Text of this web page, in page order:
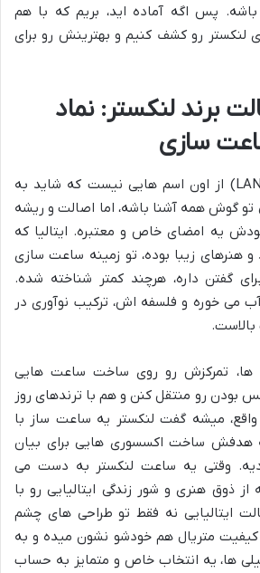
پس اگه آماده اید، بریم که با هم
رو کشف کنیم و بهترینش رو برای
برند لنکستر: نماد
سازی
برند لنکستر (LANCASTER) از اون اسم هایی نیست که شاید به
تو گوش همه آشنا باشه، اما اصالت و ریشه
یه امضای خاص و معتبره. ایتالیا که
هنرهای زیبا بوده، تو زمینه ساعت سازی
گفتن داره، هرچند کمتر شناخته شده.
می خوره و فلسفه اش، ترکیب نوآوری در
ها، تمرکزش رو روی ساخت ساعت هایی
رو منتقل کنن و هم با ترندهای روز
میشه گفت لنکستر یه ساعت ساز با
هدفش ساخت اکسسوری هایی برای بیان
وقتی یه ساعت لنکستر به دست می
از ذوق هنری و شور زندگی ایتالیایی رو با
ایتالیایی نه فقط تو طراحی های چشم
کیفیت متریال هم خودشو نشون میده و به
ها، یه انتخاب خاص و متمایز به حساب